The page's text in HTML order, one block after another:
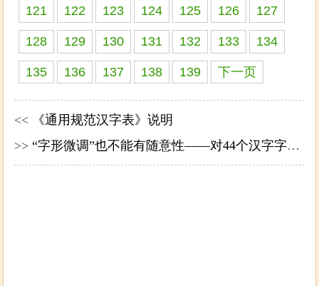
121 122 123 124 125 126 127
128 129 130 131 132 133 134
135 136 137 138 139 下一页
<<
《通用规范汉字表》说明
>>“字形微调”也不能有随意性——对44个汉字字形微调的看法